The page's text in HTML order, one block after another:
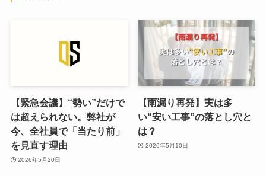
【緊急会議】“勢い”だけで
は超えられない。弊社が
今、全社員で「当たり前」
を見直す理由
2026年5月20日
【雨漏り再発】実は多
い“安い工事”の落とし穴と
は？
2026年5月10日